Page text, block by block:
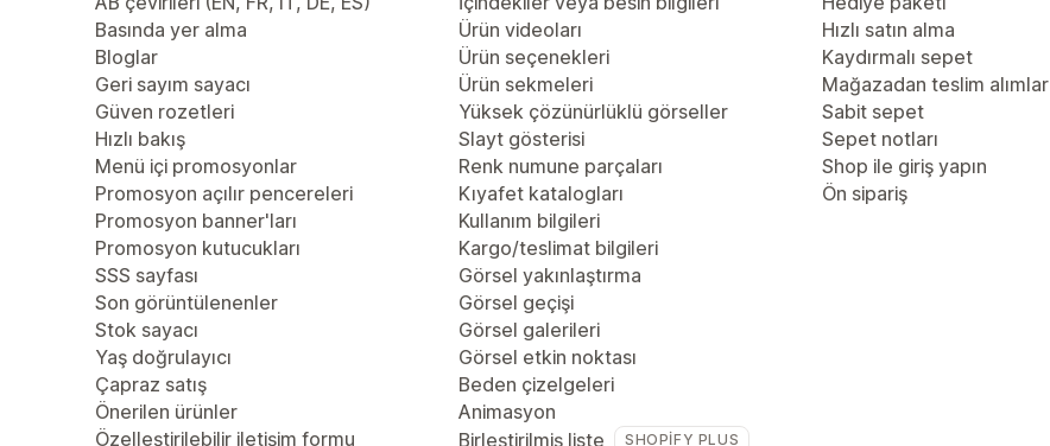
Basında yer alma
Bloglar
Geri sayım sayacı
Güven rozetleri
Hızlı bakış
Menü içi promosyonlar
Promosyon açılır pencereleri
Promosyon banner'ları
Promosyon kutucukları
SSS sayfası
Son görüntülenenler
Stok sayacı
Yaş doğrulayıcı
Çapraz satış
Önerilen ürünler
Özelleştirilebilir iletişim formu
Ürün videoları
Ürün seçenekleri
Ürün sekmeleri
Yüksek çözünürlüklü görseller
Slayt gösterisi
Renk numune parçaları
Kıyafet katalogları
Kullanım bilgileri
Kargo/teslimat bilgileri
Görsel yakınlaştırma
Görsel geçişi
Görsel galerileri
Görsel etkin noktası
Beden çizelgeleri
Animasyon
Birleştirilmiş liste
SHOPIFY PLUS
Hızlı satın alma
Kaydırmalı sepet
Mağazadan teslim alımlar
Sabit sepet
Sepet notları
Shop ile giriş yapın
Ön sipariş